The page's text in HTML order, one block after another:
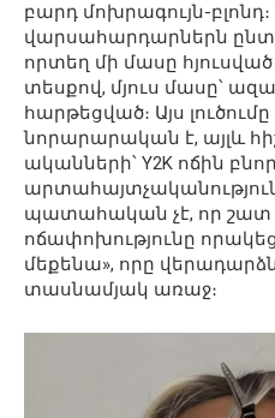
բարդ մոխրագույն-
վարսահարդարներն
որտեղ մի մասը հյուսված
տեսքով, մյուս մասը՝
հարթեցված։ Այս լուծումը
նորարարական է, այլև
ականների՝ Y2K ոճին
պատահական չէ, որ շատ
ոճափոխությունը
մեքենա», որը
տասնամյակ առաջ։